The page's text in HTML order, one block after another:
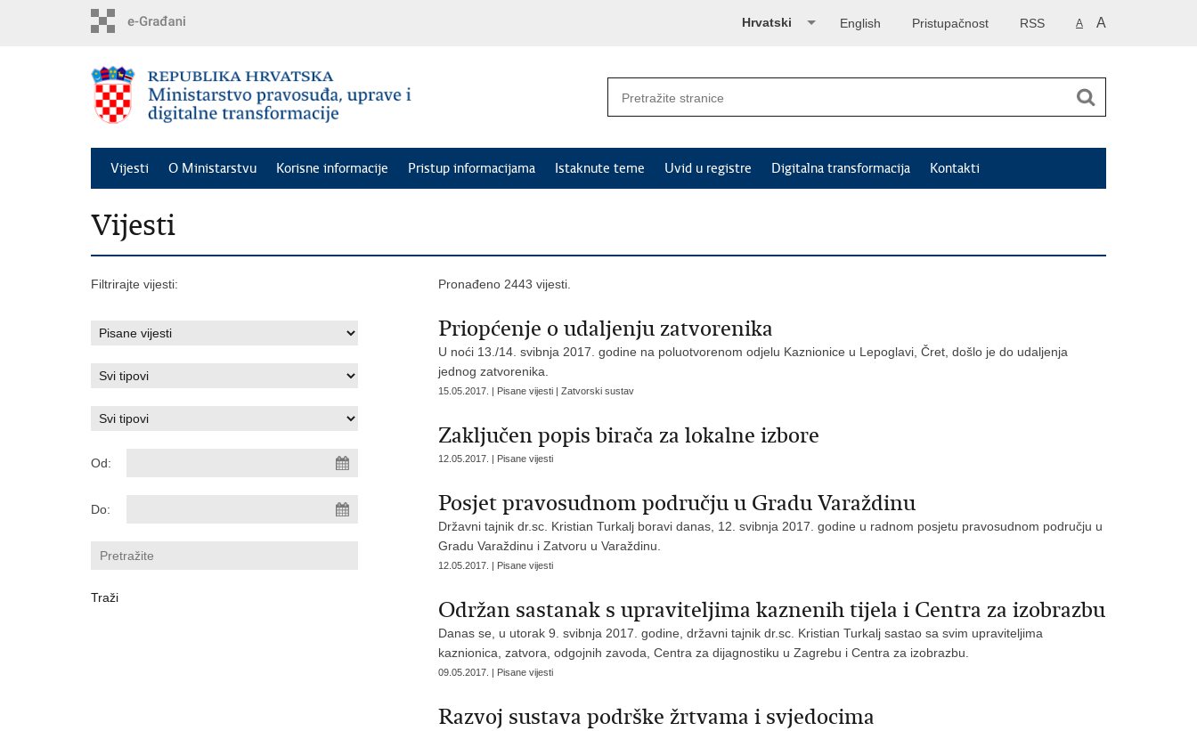
A A
RSS
Pristupačnost
English
Hrvatski
Vijesti O Ministarstvu Korisne informacije Pristup informacijama Istaknute teme Uvid u registre Digitalna transformacija Kontakti
Vijesti
Filtrirajte vijesti:
Od:
Do:
Pronađeno 2443 vijesti.
Priopćenje o udaljenju zatvorenika
U noći 13./14. svibnja 2017. godine na poluotvorenom odjelu Kaznionice u Lepoglavi, Čret, došlo je do udaljenja
jednog zatvorenika.
15.05.2017. | Pisane vijesti | Zatvorski sustav
Zaključen popis birača za lokalne izbore
12.05.2017. | Pisane vijesti
Posjet pravosudnom području u Gradu Varaždinu
Državni tajnik dr.sc. Kristian Turkalj boravi danas, 12. svibnja 2017. godine u radnom posjetu pravosudnom području u
Gradu Varaždinu i Zatvoru u Varaždinu.
12.05.2017. | Pisane vijesti
Održan sastanak s upraviteljima kaznenih tijela i Centra za izobrazbu
Danas se, u utorak 9. svibnja 2017. godine, državni tajnik dr.sc. Kristian Turkalj sastao sa svim upraviteljima
kaznionica, zatvora, odgojnih zavoda, Centra za dijagnostiku u Zagrebu i Centra za izobrazbu.
09.05.2017. | Pisane vijesti
Razvoj sustava podrške žrtvama i svjedocima